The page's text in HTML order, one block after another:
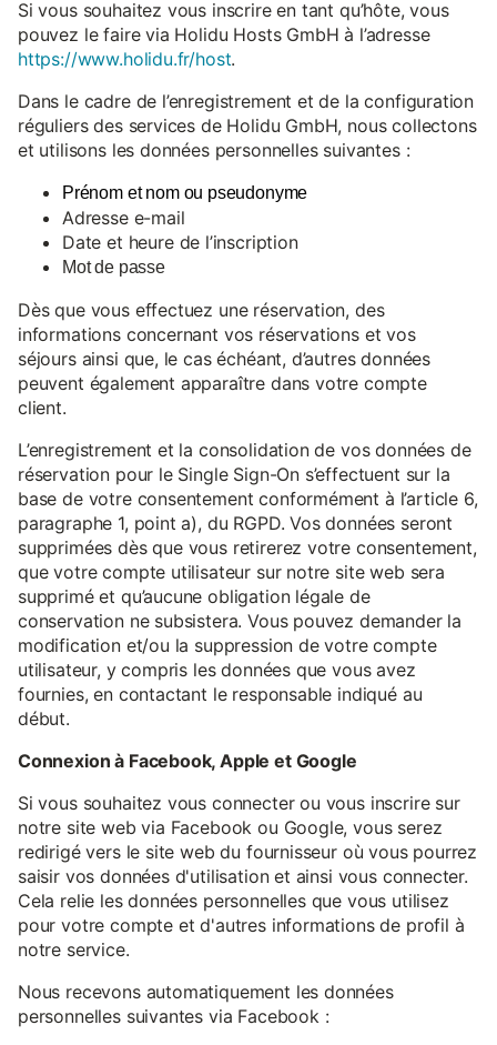
Si vous souhaitez vous inscrire en tant qu’hôte, vous
pouvez le faire via Holidu Hosts GmbH à l’adresse
https://www.holidu.fr/host.
Dans le cadre de l’enregistrement et de la configuration
réguliers des services de Holidu GmbH, nous collectons
et utilisons les données personnelles suivantes :
Prénom et nom ou pseudonyme
Adresse e-mail
Date et heure de l’inscription
Mot de passe
Dès que vous effectuez une réservation, des
informations concernant vos réservations et vos
séjours ainsi que, le cas échéant, d’autres données
peuvent également apparaître dans votre compte
client.
L’enregistrement et la consolidation de vos données de
réservation pour le Single Sign-On s’effectuent sur la
base de votre consentement conformément à l’article 6,
paragraphe 1, point a), du RGPD. Vos données seront
supprimées dès que vous retirerez votre consentement,
que votre compte utilisateur sur notre site web sera
supprimé et qu’aucune obligation légale de
conservation ne subsistera. Vous pouvez demander la
modification et/ou la suppression de votre compte
utilisateur, y compris les données que vous avez
fournies, en contactant le responsable indiqué au
début.
Connexion à Facebook, Apple et Google
Si vous souhaitez vous connecter ou vous inscrire sur
notre site web via Facebook ou Google, vous serez
redirigé vers le site web du fournisseur où vous pourrez
saisir vos données d'utilisation et ainsi vous connecter.
Cela relie les données personnelles que vous utilisez
pour votre compte et d'autres informations de profil à
notre service.
Nous recevons automatiquement les données
personnelles suivantes via Facebook :